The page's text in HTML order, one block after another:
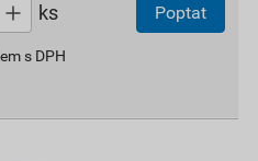
ks Poptat
s DPH